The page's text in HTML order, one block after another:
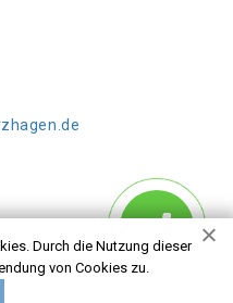
Durch die Nutzung dieser
von Cookies zu.
Meinerzhagen Höh. Alle